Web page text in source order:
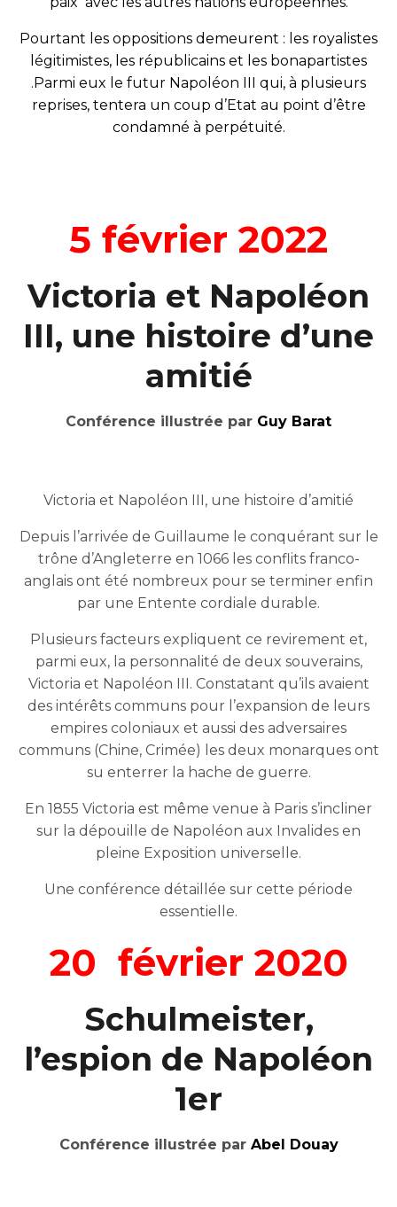
Pourtant les oppositions demeurent : les royalistes
légitimistes, les républicains et les bonapartistes
.Parmi eux le futur Napoléon III qui, à plusieurs
reprises, tentera un coup d’Etat au point d’être
condamné à perpétuité.
5 février 2022
Victoria et Napoléon
III, une histoire d’une
amitié
Conférence illustrée par Guy Barat
Victoria et Napoléon III, une histoire d’amitié
Depuis l’arrivée de Guillaume le conquérant sur le
trône d’Angleterre en 1066 les conflits franco-
anglais ont été nombreux pour se terminer enfin
par une Entente cordiale durable.
Plusieurs facteurs expliquent ce revirement et,
parmi eux, la personnalité de deux souverains,
Victoria et Napoléon III. Constatant qu’ils avaient
des intérêts communs pour l’expansion de leurs
empires coloniaux et aussi des adversaires
communs (Chine, Crimée) les deux monarques ont
su enterrer la hache de guerre.
En 1855 Victoria est même venue à Paris s’incliner
sur la dépouille de Napoléon aux Invalides en
pleine Exposition universelle.
Une conférence détaillée sur cette période
essentielle.
20 février 2020
Schulmeister,
l’espion de Napoléon
1er
Conférence illustrée par Abel Douay